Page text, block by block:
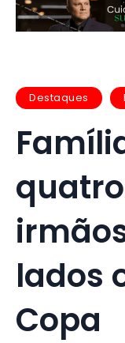
Destaques
lados
Copa